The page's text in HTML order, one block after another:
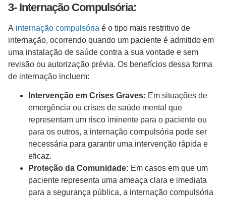
3- Internação Compulsória:
A internação compulsória é o tipo mais restritivo de
internação, ocorrendo quando um paciente é admitido em
uma instalação de saúde contra a sua vontade e sem
revisão ou autorização prévia. Os benefícios dessa forma
de internação incluem:
Intervenção em Crises Graves: Em situações de
emergência ou crises de saúde mental que
representam um risco iminente para o paciente ou
para os outros, a internação compulsória pode ser
necessária para garantir uma intervenção rápida e
eficaz.
Proteção da Comunidade: Em casos em que um
paciente representa uma ameaça clara e imediata
para a segurança pública, a internação compulsória